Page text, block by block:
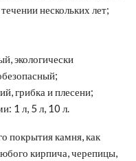
нескольких лет;
экологически
грибка и плесени;
1 л, 5 л, 10 л.
покрытия камня, как
кирпича, черепицы,